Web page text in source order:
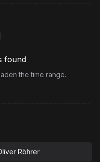
found
the time range.
Röhrer